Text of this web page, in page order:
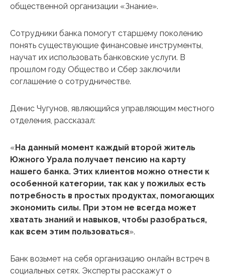
общественной организации «Знание».
Сотрудники банка помогут старшему поколению
понять существующие финансовые инструменты,
научат их использовать банковские услуги. В
прошлом году Общество и Сбер заключили
соглашение о сотрудничестве.
Денис Чугунов, являющийся управляющим местного
отделения, рассказал:
«На данный момент каждый второй житель
Южного Урала получает пенсию на карту
нашего банка. Этих клиентов можно отнести к
особенной категории, так как у пожилых есть
потребность в простых продуктах, помогающих
экономить силы. При этом не всегда может
хватать знаний и навыков, чтобы разобраться,
как всем этим пользоваться».
Банк возьмет на себя организацию онлайн встреч в
социальных сетях. Эксперты расскажут о